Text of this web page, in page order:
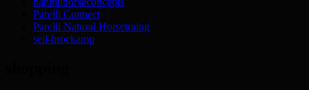
Parelli Connect
Parelli Natural Horsetraing
seil-brockamp